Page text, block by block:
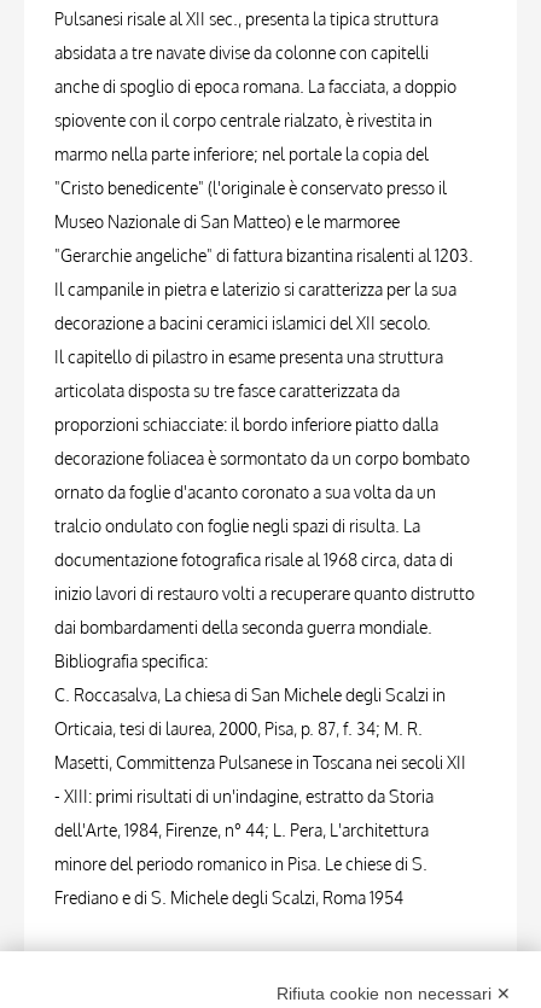
Pulsanesi risale al XII sec., presenta la tipica struttura
absidata a tre navate divise da colonne con capitelli
anche di spoglio di epoca romana. La facciata, a doppio
spiovente con il corpo centrale rialzato, è rivestita in
marmo nella parte inferiore; nel portale la copia del
"Cristo benedicente" (l'originale è conservato presso il
Museo Nazionale di San Matteo) e le marmoree
"Gerarchie angeliche" di fattura bizantina risalenti al 1203.
Il campanile in pietra e laterizio si caratterizza per la sua
decorazione a bacini ceramici islamici del XII secolo.
Il capitello di pilastro in esame presenta una struttura
articolata disposta su tre fasce caratterizzata da
proporzioni schiacciate: il bordo inferiore piatto dalla
decorazione foliacea è sormontato da un corpo bombato
ornato da foglie d'acanto coronato a sua volta da un
tralcio ondulato con foglie negli spazi di risulta. La
documentazione fotografica risale al 1968 circa, data di
inizio lavori di restauro volti a recuperare quanto distrutto
dai bombardamenti della seconda guerra mondiale.
Bibliografia specifica:
C. Roccasalva, La chiesa di San Michele degli Scalzi in
Orticaia, tesi di laurea, 2000, Pisa, p. 87, f. 34; M. R.
Masetti, Committenza Pulsanese in Toscana nei secoli XII
- XIII: primi risultati di un'indagine, estratto da Storia
dell'Arte, 1984, Firenze, n° 44; L. Pera, L'architettura
minore del periodo romanico in Pisa. Le chiese di S.
Frediano e di S. Michele degli Scalzi, Roma 1954
Rifiuta cookie non necessari ✕